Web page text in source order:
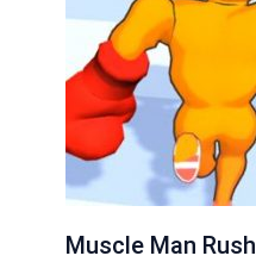
Muscle Man Rush